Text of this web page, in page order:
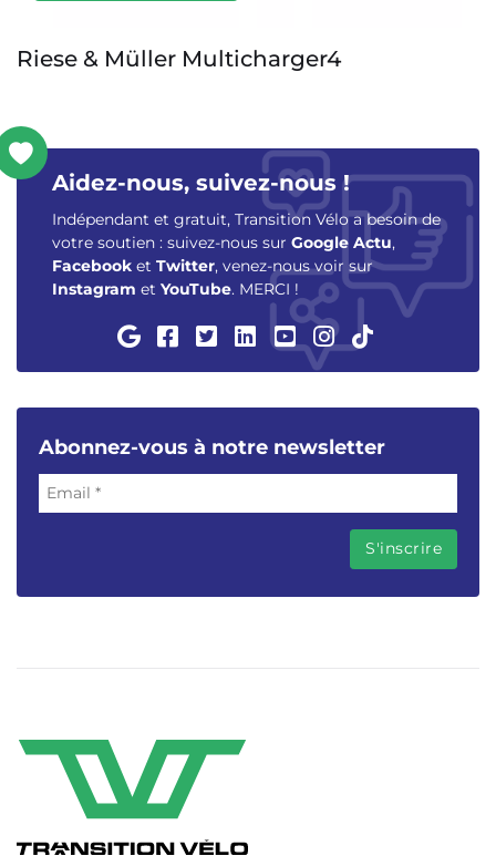
UTO OG200
Aidez-nous, suivez-nous !
Indépendant et gratuit, Transition Vélo a besoin de
votre soutien : suivez-nous sur Google Actu,
Facebook et Twitter, venez-nous voir sur
Instagram et YouTube. MERCI !
Abonnez-vous à notre newsletter